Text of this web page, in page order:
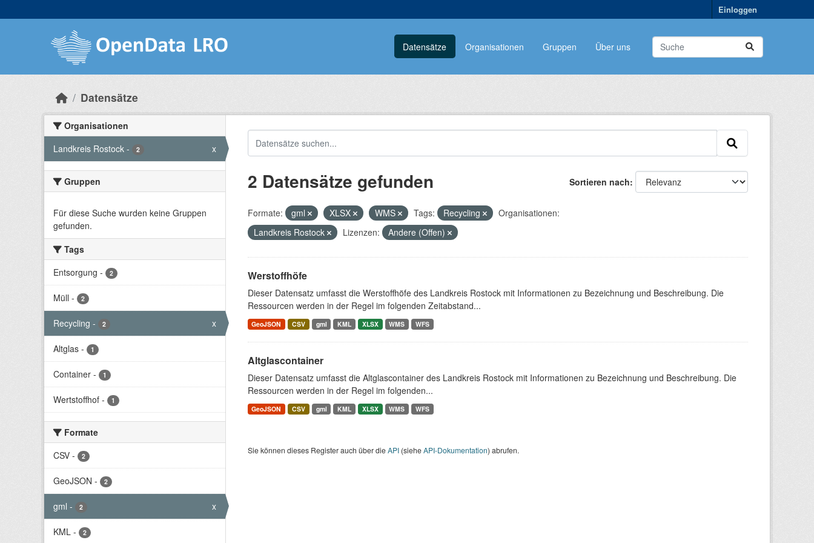
Einloggen
Datensätze Organisationen Gruppen Über uns
Datensätze
Organisationen
Landkreis Rostock - 2 x
Gruppen
Für diese Suche wurden keine Gruppen
gefunden.
Tags
Entsorgung - 2
Müll - 2
Recycling - 2 x
Altglas - 1
Container - 1
Wertstoffhof - 1
Formate
CSV - 2
GeoJSON - 2
gml - 2 x
KML - 2
Sortieren nach
2 Datensätze gefunden
Formate: gml XLSX WMS Tags: Recycling
Organisationen:
Landkreis Rostock
Lizenzen: Andere (Offen)
Werstoffhöfe
Dieser Datensatz umfasst die Werstoffhöfe des Landkreis Rostock mit Informationen zu Bezeichnung und Beschreibung. Die
Ressourcen werden in der Regel im folgenden Zeitabstand...
GeoJSON CSV gml KML XLSX WMS WFS
Altglascontainer
Dieser Datensatz umfasst die Altglascontainer des Landkreis Rostock mit Informationen zu Bezeichnung und Beschreibung. Die
Ressourcen werden in der Regel im folgenden...
GeoJSON CSV gml KML XLSX WMS WFS
Sie können dieses Register auch über dieAPI(sieheAPI-Dokumentation) abrufen.